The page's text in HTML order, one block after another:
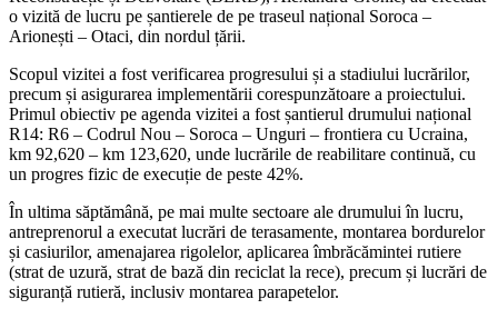
o vizită de lucru pe șantierele de pe traseul național Soroca –
Arionești – Otaci, din nordul țării.
Scopul vizitei a fost verificarea progresului și a stadiului lucrărilor,
precum și asigurarea implementării corespunzătoare a proiectului.
Primul obiectiv pe agenda vizitei a fost șantierul drumului național
R14: R6 – Codrul Nou – Soroca – Unguri – frontiera cu Ucraina,
km 92,620 – km 123,620, unde lucrările de reabilitare continuă, cu
un progres fizic de execuție de peste 42%.
În ultima săptămână, pe mai multe sectoare ale drumului în lucru,
antreprenorul a executat lucrări de terasamente, montarea bordurelor
și casiurilor, amenajarea rigolelor, aplicarea îmbrăcămintei rutiere
(strat de uzură, strat de bază din reciclat la rece), precum și lucrări de
siguranță rutieră, inclusiv montarea parapetelor.